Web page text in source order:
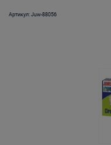
Артикул: Juw-88056